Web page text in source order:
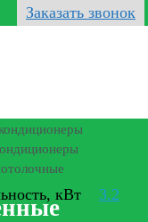
Заказать звонок
кВт 3.2